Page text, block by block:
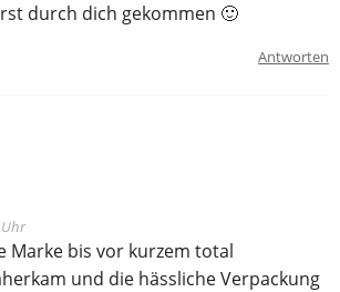
durch dich gekommen 🙂
Antworten
Marke bis vor kurzem total
und die hässliche Verpackung